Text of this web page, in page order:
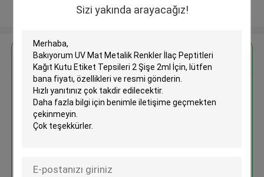
Sizi yakında arayacağız!
Daha fazla göster
En İyi Fiyatı Alın
UV Mat Metalik Renkler İlaç
Peptitleri Kağıt Kutu Etiket